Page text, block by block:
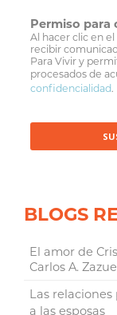
Permiso para
Al hacer clic en
recibir
Para Vivir y
procesados de
confidencialidad.
BLOGS
El amor de
Carlos A.
Las
a las esposas